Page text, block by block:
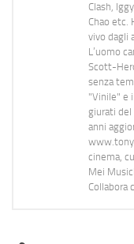
Clash,
Chao etc.
vivo dagli
L’uomo
Scott-
senza
"Vinile" e
giurati del
anni
cinema,
Mei
Collabora